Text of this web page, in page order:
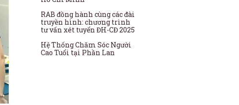
RAB đồng hành cùng các đài
truyền hình: chương trình
tư vấn xét tuyển ĐH-CĐ 2025
Hệ Thống Chăm Sóc Người
Cao Tuổi tại Phần Lan